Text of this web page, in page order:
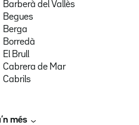
Barberà del Vallès
Begues
Berga
Borredà
El Brull
Cabrera de Mar
Cabrils
més